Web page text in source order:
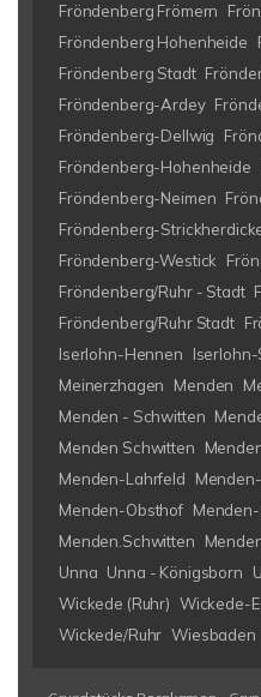
Fröndenberg Frömern
Fröndenberg Hohenheide
Fröndenberg Stadt
Fröndenberg-Ardey
Fröndenberg-Dellwig
Fröndenberg-Hohenheide
Fröndenberg-Neimen
Fröndenberg-
Fröndenberg-Westick
Fröndenberg/Ruhr - Stadt
Fröndenberg/Ruhr Stadt
Iserlohn-Hennen
Meinerzhagen
Menden
Menden - Schwitten
Menden Schwitten
Menden-Lahrfeld
Menden-Obsthof
Menden.Schwitten
Unna Unna - Königsborn
Wickede (Ruhr) Wickede-
Wickede/Ruhr Wiesbaden